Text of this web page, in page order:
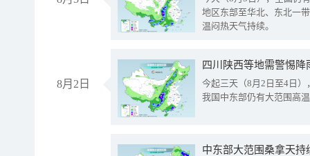
地区东部至华北、东北一
温闷热天气持续。
8月2日
今起三天（8月2日至4日
我国中东部仍有大范围高
中东部大范围桑拿天